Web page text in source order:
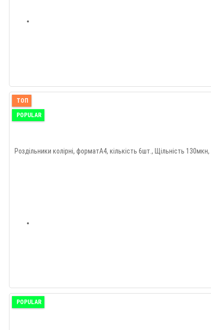
ТОП
POPULAR
Роздільники колірні, форматА4, кількість 6шт., Щільність
POPULAR